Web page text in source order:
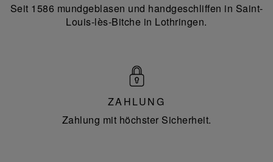
Seit 1586 mundgeblasen und handgeschliffen in Saint-
Louis-lès-Bitche in Lothringen.
ZAHLUNG
Zahlung mit höchster Sicherheit.